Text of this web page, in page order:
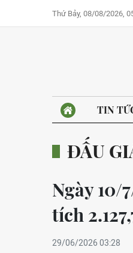
Thứ Bảy, 08/08/2026,
TIN
ĐẤU
Ngày 10/
tích
29/06/2026 03:28